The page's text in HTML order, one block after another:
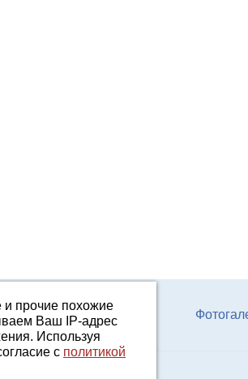
ферм КРС
прочие похожие
Ваш IP-адрес
Используя
с политикой